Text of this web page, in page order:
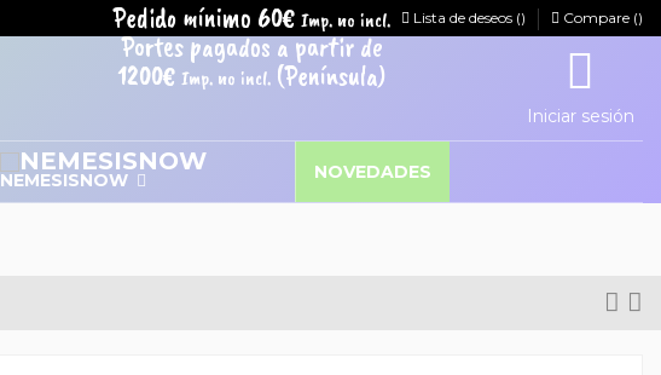
Lista de deseos () Compare ()
Iniciar sesión
NEMESISNOW
NOVEDADES
Pedido mínimo 60€Imp. no incl.
Portes pagados a partir de
1200€Imp. no incl. (Península)